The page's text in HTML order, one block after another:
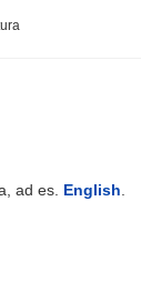
ad es. English